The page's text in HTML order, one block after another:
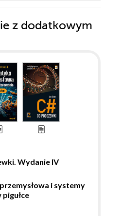
z dodatkowym
Wydanie IV
i systemy